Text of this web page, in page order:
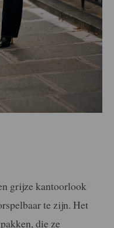
grijze kantoorlook
te zijn. Het
die ze